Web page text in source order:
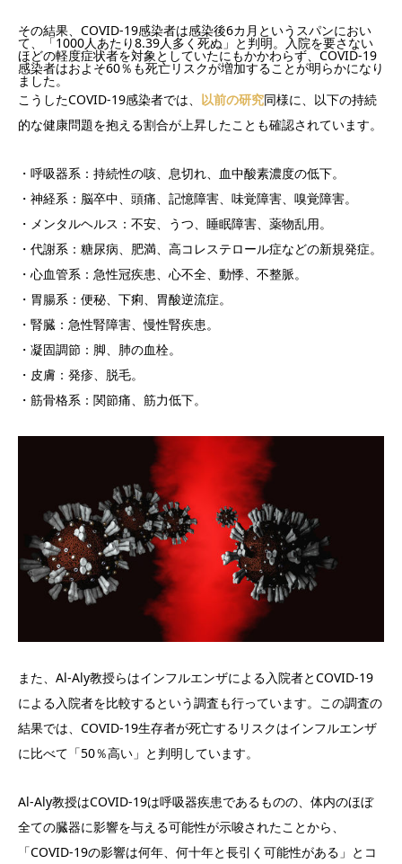
その結果、COVID-19感染者は感染後6カ月というスパンにおい
て、「1000人あたり8.39人多く死ぬ」と判明。入院を要さない
ほどの軽度症状者を対象としていたにもかかわらず、COVID-19
感染者はおよそ60％も死亡リスクが増加することが明らかになり
ました。
こうしたCOVID-19感染者では、 以前の研究同様に、以下の持続
的な健康問題を抱える割合が上昇したことも確認されています。
・呼吸器系：持続性の咳、息切れ、血中酸素濃度の低下。
・神経系：脳卒中、頭痛、記憶障害、味覚障害、嗅覚障害。
・メンタルヘルス：不安、うつ、睡眠障害、薬物乱用。
・代謝系：糖尿病、肥満、高コレステロール症などの新規発症。
・心血管系：急性冠疾患、心不全、動悸、不整脈。
・胃腸系：便秘、下痢、胃酸逆流症。
・腎臓：急性腎障害、慢性腎疾患。
・凝固調節：脚、肺の血栓。
・皮膚：発疹、脱毛。
・筋骨格系：関節痛、筋力低下。
また、Al-Aly教授らはインフルエンザによる入院者とCOVID-19
による入院者を比較するという調査も行っています。この調査の
結果では、COVID-19生存者が死亡するリスクはインフルエンザ
に比べて「50％高い」と判明しています。
Al-Aly教授はCOVID-19は呼吸器疾患であるものの、体内のほぼ
全ての臓器に影響を与える可能性が示唆されたことから、
「COVID-19の影響は何年、何十年と長引く可能性がある」とコ